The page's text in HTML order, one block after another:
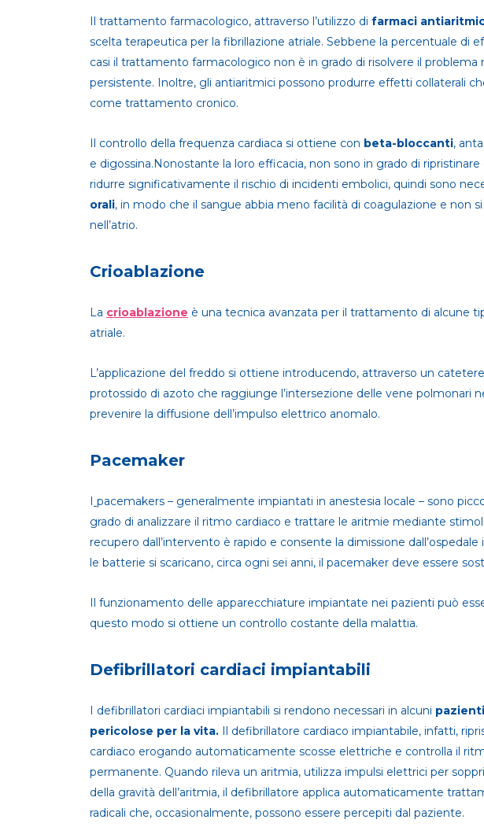
Il trattamento farmacologico, attraverso l’utilizzo di farmaci
scelta terapeutica per la fibrillazione atriale. Sebbene la percentuale di
casi il trattamento farmacologico non è in grado di risolvere il problema
persistente. Inoltre, gli antiaritmici possono produrre effetti collaterali
come trattamento cronico.
Il controllo della frequenza cardiaca si ottiene con beta-bloccanti,
e digossina.Nonostante la loro efficacia, non sono in grado di ripristinare
ridurre significativamente il rischio di incidenti embolici, quindi sono
orali, in modo che il sangue abbia meno facilità di coagulazione e non
nell’atrio.
Crioablazione
La crioablazione è una tecnica avanzata per il trattamento di alcune
atriale.
L’applicazione del freddo si ottiene introducendo, attraverso un
protossido di azoto che raggiunge l’intersezione delle vene polmonari
prevenire la diffusione dell’impulso elettrico anomalo.
Pacemaker
I pacemakers – generalmente impiantati in anestesia locale – sono
grado di analizzare il ritmo cardiaco e trattare le aritmie mediante
recupero dall’intervento è rapido e consente la dimissione
le batterie si scaricano, circa ogni sei anni, il pacemaker deve essere
Il funzionamento delle apparecchiature impiantate nei pazienti può
questo modo si ottiene un controllo costante della malattia.
Defibrillatori cardiaci impiantabili
I defibrillatori cardiaci impiantabili si rendono necessari in alcuni
pericolose per la vita. Il defibrillatore cardiaco impiantabile, infatti,
cardiaco erogando automaticamente scosse elettriche e controlla il
permanente. Quando rileva un aritmia, utilizza impulsi elettrici per
della gravità dell’aritmia, il defibrillatore applica automaticamente
radicali che, occasionalmente, possono essere percepiti dal paziente.